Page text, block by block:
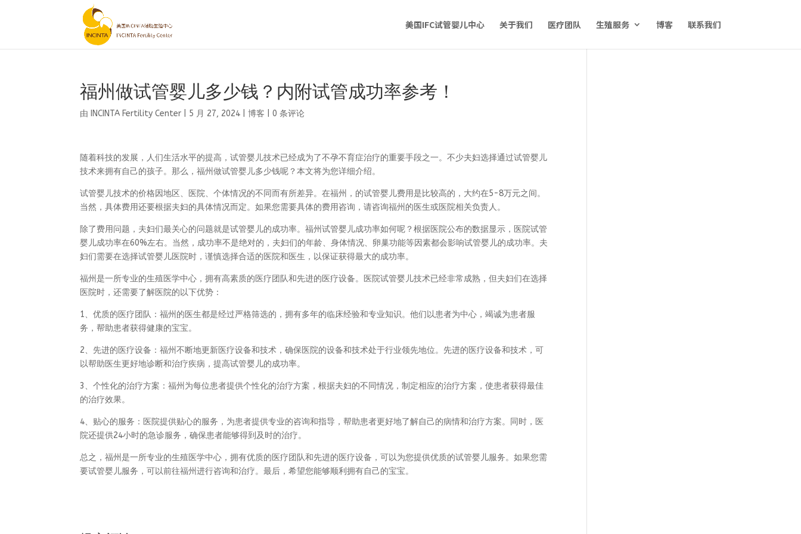
美国IFC试管婴儿中心 关于我们 医疗团队 生殖服务 博客 联系我们
福州做试管婴儿多少钱？内附试管成功率参考！
由 INCINTA Fertility Center 5 月 27, 2024 |博客 |0 条评论
随着科技的发展，人们生活水平的提高，试管婴儿技术已经成为了不孕不育症治疗的重要手段之一。不少夫妇选择通过试管婴儿
技术来拥有自己的孩子。那么，福州做试管婴儿多少钱呢？本文将为您详细介绍。
试管婴儿技术的价格因地区、医院、个体情况的不同而有所差异。在福州，的试管婴儿费用是比较高的，大约在5-8万元之间。
当然，具体费用还要根据夫妇的具体情况而定。如果您需要具体的费用咨询，请咨询福州的医生或医院相关负责人。
除了费用问题，夫妇们最关心的问题就是试管婴儿的成功率。福州试管婴儿成功率如何呢？根据医院公布的数据显示，医院试管
婴儿成功率在60%左右。当然，成功率不是绝对的，夫妇们的年龄、身体情况、卵巢功能等因素都会影响试管婴儿的成功率。夫
妇们需要在选择试管婴儿医院时，谨慎选择合适的医院和医生，以保证获得最大的成功率。
福州是一所专业的生殖医学中心，拥有高素质的医疗团队和先进的医疗设备。医院试管婴儿技术已经非常成熟，但夫妇们在选择
医院时，还需要了解医院的以下优势：
1、优质的医疗团队：福州的医生都是经过严格筛选的，拥有多年的临床经验和专业知识。他们以患者为中心，竭诚为患者服
务，帮助患者获得健康的宝宝。
2、先进的医疗设备：福州不断地更新医疗设备和技术，确保医院的设备和技术处于行业领先地位。先进的医疗设备和技术，可
以帮助医生更好地诊断和治疗疾病，提高试管婴儿的成功率。
3、个性化的治疗方案：福州为每位患者提供个性化的治疗方案，根据夫妇的不同情况，制定相应的治疗方案，使患者获得最佳
的治疗效果。
4、贴心的服务：医院提供贴心的服务，为患者提供专业的咨询和指导，帮助患者更好地了解自己的病情和治疗方案。同时，医
院还提供24小时的急诊服务，确保患者能够得到及时的治疗。
总之，福州是一所专业的生殖医学中心，拥有优质的医疗团队和先进的医疗设备，可以为您提供优质的试管婴儿服务。如果您需
要试管婴儿服务，可以前往福州进行咨询和治疗。最后，希望您能够顺利拥有自己的宝宝。